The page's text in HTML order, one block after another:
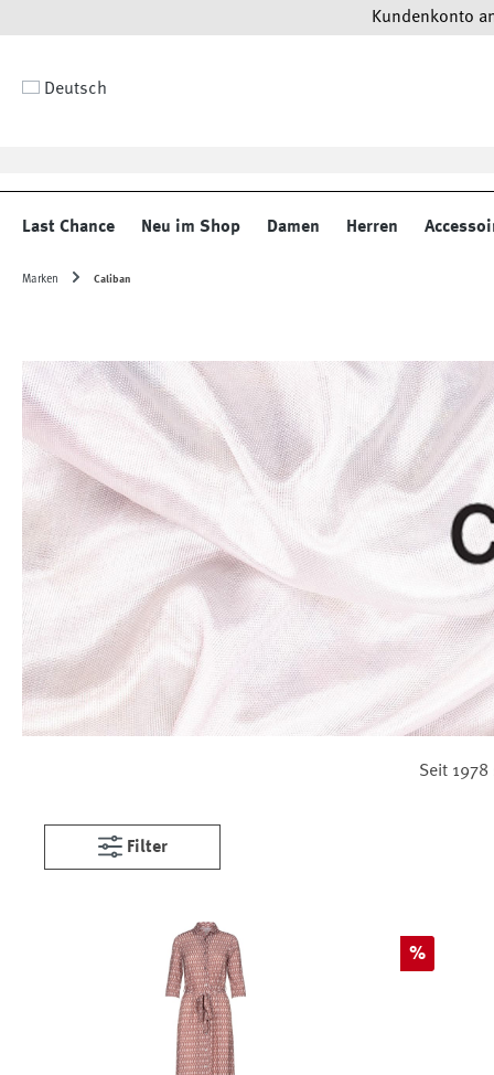
Kundenkonto
Deutsch
Last Chance Neu im Shop Damen Herren
Marken Caliban
Seit
Filter
Rabatt
%